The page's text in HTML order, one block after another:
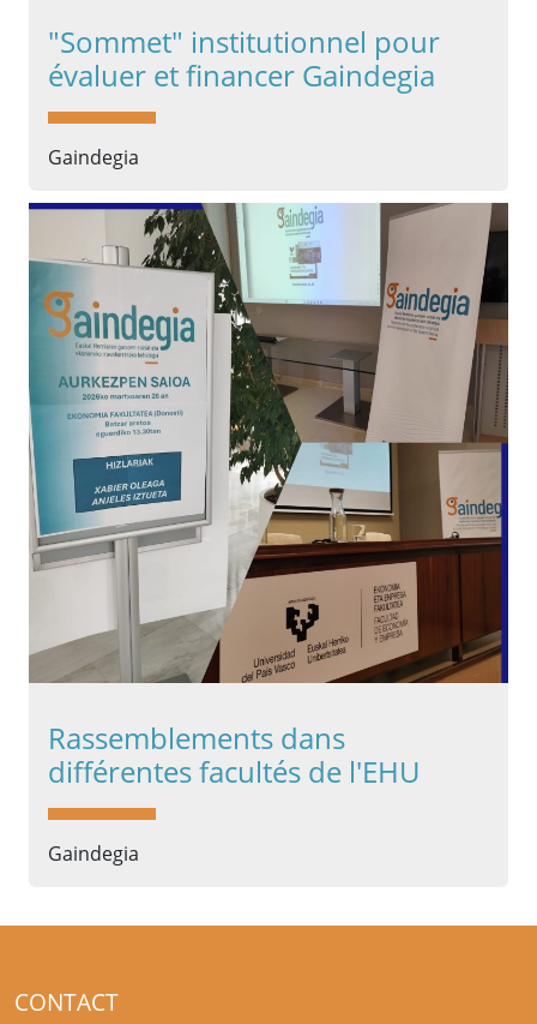
"Sommet" institutionnel pour
évaluer et financer Gaindegia
Gaindegia
Rassemblements dans
différentes facultés de l'EHU
Gaindegia
CONTACT